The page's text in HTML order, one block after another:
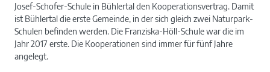
Josef-Schofer-Schule in Bühlertal den Kooperationsvertrag. Damit
ist Bühlertal die erste Gemeinde, in der sich gleich zwei Naturpark-
Schulen befinden werden. Die Franziska-Höll-Schule war die im
Jahr 2017 erste. Die Kooperationen sind immer für fünf Jahre
angelegt.